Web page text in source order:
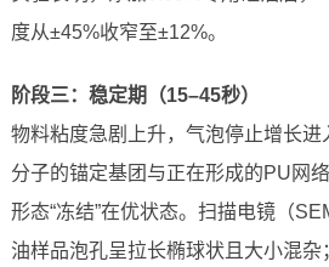
度从±45%收窄至±12%。
阶段三：稳定期（15–45秒）
物料粘度急剧上升，气泡停止增长进
分子的锚定基团与正在形成的PU网
形态“冻结”在优状态。扫描电镜（
油样品泡孔呈拉长椭球状且大小混